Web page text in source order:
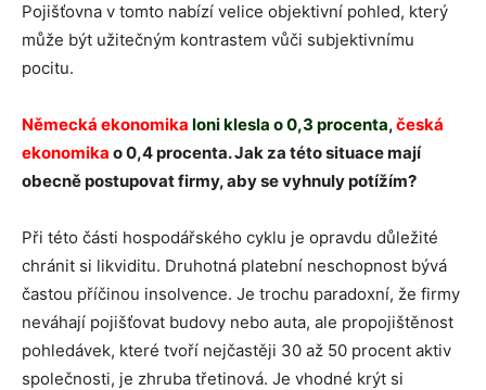
Pojišťovna v tomto nabízí velice objektivní pohled, který
může být užitečným kontrastem vůči subjektivnímu
pocitu.
Německá ekonomika loni klesla o 0,3 procenta,česká
ekonomika o 0,4 procenta.Jak za této situace mají
obecně postupovat firmy, aby se vyhnuly potížím?
Při této části hospodářského cyklu je opravdu důležité
chránit si likviditu. Druhotná platební neschopnost bývá
častou příčinou insolvence. Je trochu paradoxní, že firmy
neváhají pojišťovat budovy nebo auta, ale propojištěnost
pohledávek, které tvoří nejčastěji 30 až 50 procent aktiv
společnosti, je zhruba třetinová. Je vhodné krýt si